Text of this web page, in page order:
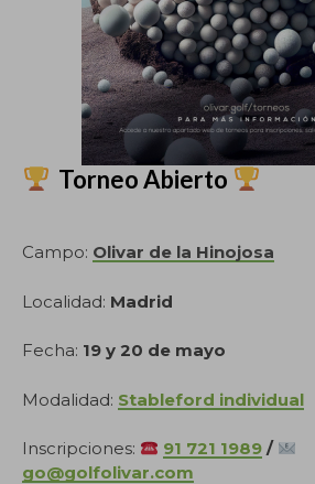
Torneo Abierto
Campo: Olivar de la Hinojosa
Localidad: Madrid
Fecha: 19 y 20 de mayo
Modalidad: Stableford individual
Inscripciones: 91 721 1989 /
go@golfolivar.com